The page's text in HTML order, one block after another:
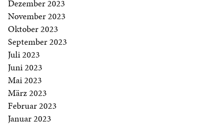
Dezember 2023
November 2023
Oktober 2023
September 2023
Juli 2023
Juni 2023
Mai 2023
März 2023
Februar 2023
Januar 2023